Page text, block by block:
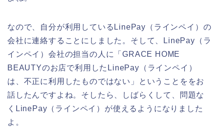
なので、自分が利用しているLinePay（ラインペイ）の
会社に連絡することにしました。そして、LinePay（ラ
インペイ）会社の担当の人に「GRACE HOME
BEAUTYのお店で利用したLinePay（ラインペイ）
は、不正に利用したものではない」ということををお
話したんですよね。そしたら、しばらくして、問題な
くLinePay（ラインペイ）が使えるようになりました
よ。